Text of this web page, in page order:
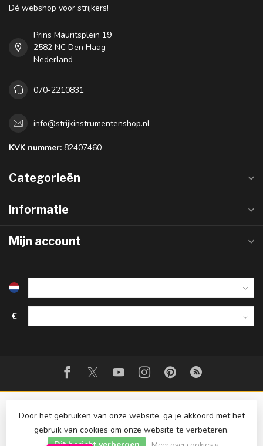
Dé webshop voor strijkers!
Prins Mauritsplein 19
2582 NC Den Haag
Nederland
070-2210831
info@strijkinstrumentenshop.nl
KVK nummer: 82407460
Categorieën
Informatie
Mijn account
€
Door het gebruiken van onze website, ga je akkoord met het
gebruik van cookies om onze website te verbeteren.